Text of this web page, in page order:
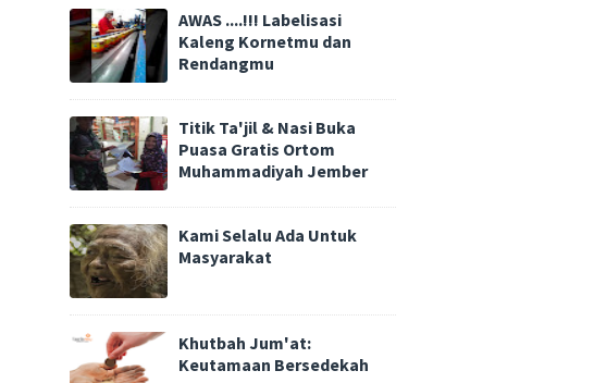
AWAS ....!!! Labelisasi
Kaleng Kornetmu dan
Rendangmu
Titik Ta'jil & Nasi Buka
Puasa Gratis Ortom
Muhammadiyah Jember
Kami Selalu Ada Untuk
Masyarakat
Khutbah Jum'at:
Keutamaan Bersedekah